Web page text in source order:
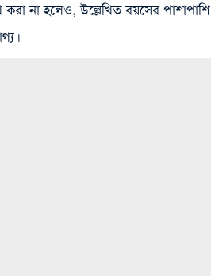
না হলেও, উল্লেখিত বয়সের পাশাপাশি